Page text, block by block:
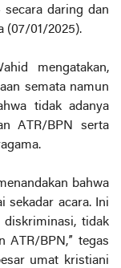
secara daring dan
(07/01/2025).
mengatakan,
semata namun
tidak adanya
ATR/BPN serta
bahwa
sekadar acara. Ini
diskriminasi, tidak
ATR/BPN,” tegas
umat kristiani